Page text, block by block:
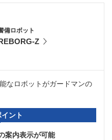
備ロボット
Z
なロボットがガードマンの
ント
案内表示が可能